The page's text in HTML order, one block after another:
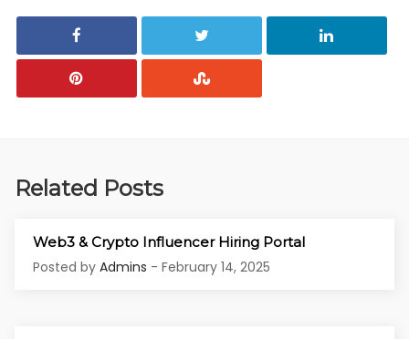
Related Posts
Web3 & Crypto Influencer Hiring Portal
Posted by Admins - February 14, 2025